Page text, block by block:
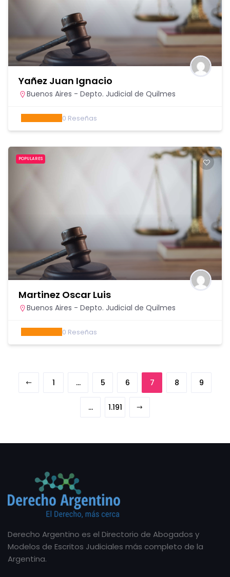
Yañez Juan Ignacio
Buenos Aires - Depto. Judicial de Quilmes
0 Reseñas
POPULARES
Martinez Oscar Luis
Buenos Aires - Depto. Judicial de Quilmes
0 Reseñas
1 … 5 6 7 8 9
… 1.191
Derecho Argentino es el Directorio de Abogados y
Modelos de Escritos Judiciales más completo de la
Argentina.